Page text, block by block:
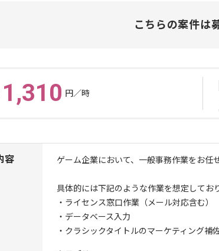
こちらの案件は
1,310 円／時
容 ゲーム企業において、一般事務作業をお任
具体的には下記のような作業を想定してお
・ライセンス窓口作業（メール対応含む）
・データベース入力
・クラシックタイトルのマーケティング補